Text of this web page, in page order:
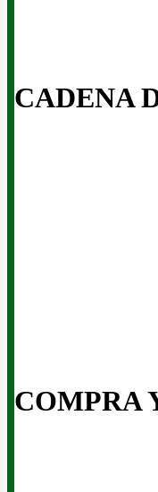
CADENA
COMPRA